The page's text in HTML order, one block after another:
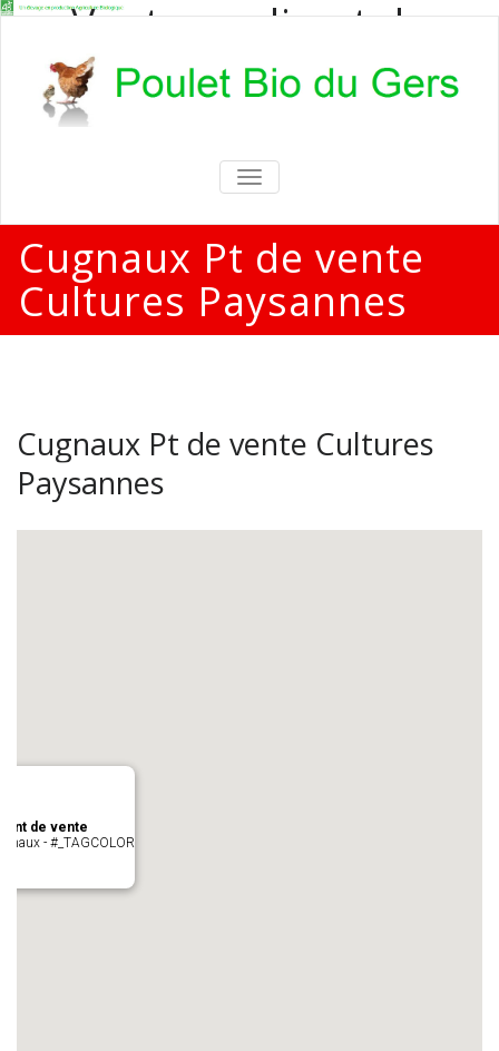
Vente en direct de
poulets bio
Vente en direct de poulets bio aux
particuliers et professionnels
TOGGLE
NAVIGATION
Cugnaux Pt de vente
Cultures Paysannes
Cugnaux Pt de vente Cultures
Paysannes
de vente
- #_TAGCOLOR